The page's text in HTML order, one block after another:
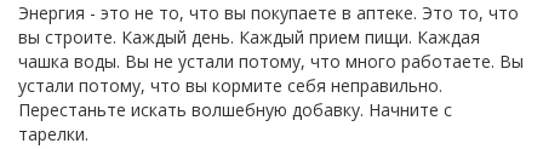
Энергия - это не то, что вы покупаете в аптеке. Это то, что
вы строите. Каждый день. Каждый прием пищи. Каждая
чашка воды. Вы не устали потому, что много работаете. Вы
устали потому, что вы кормите себя неправильно.
Перестаньте искать волшебную добавку. Начните с
тарелки.